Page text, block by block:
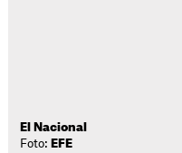
El Nacional
Foto: EFE